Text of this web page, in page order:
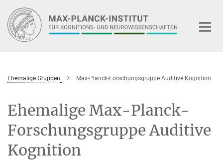
Hauptinhalt
Ehemalige Gruppen Max-Planck-Forschungsgruppe Auditive Kognition
Ehemalige Max-Planck-
Forschungsgruppe Auditive
Kognition